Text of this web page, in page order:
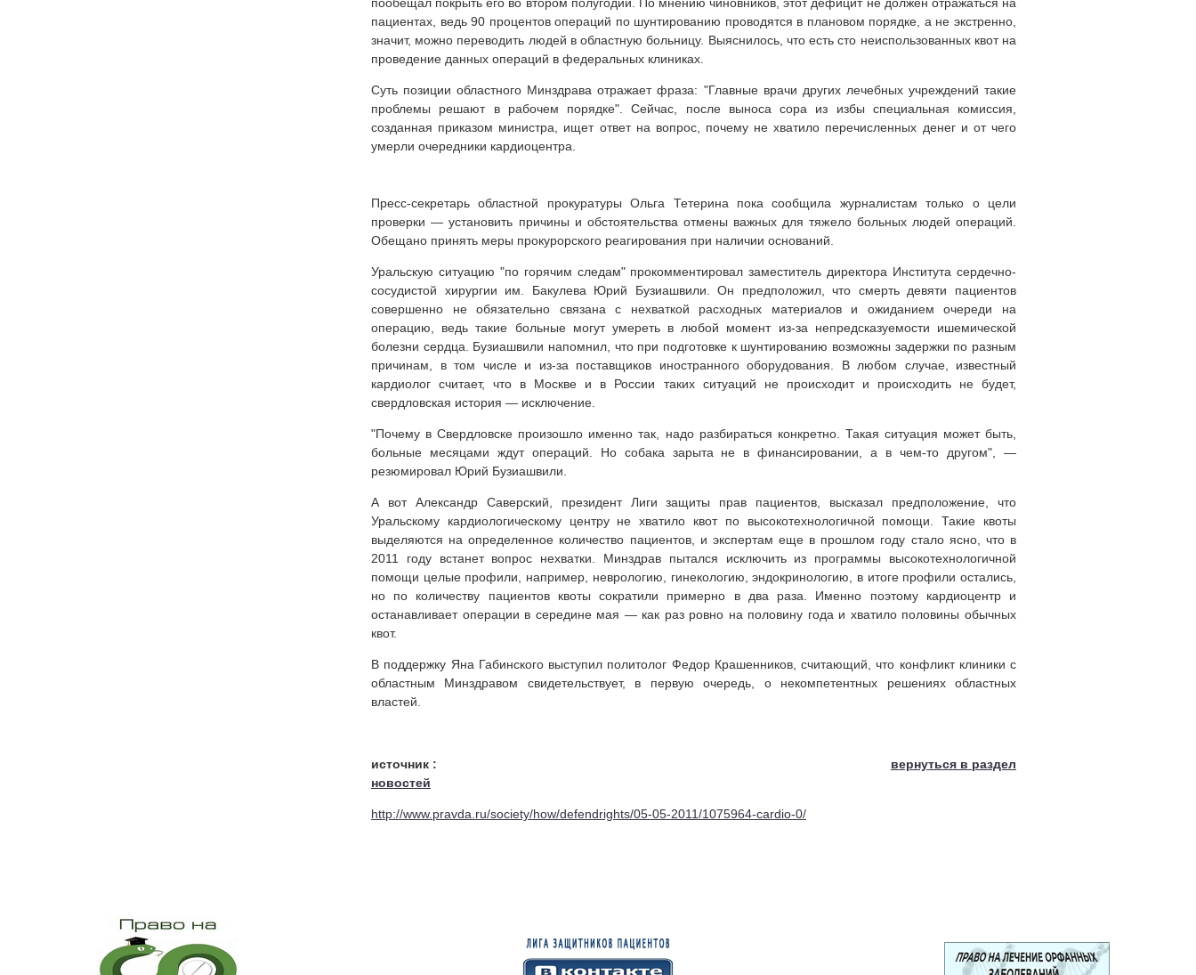
пообещал покрыть его во втором полугодии. По мнению чиновников, этот дефицит не должен отражаться на
пациентах, ведь 90 процентов операций по шунтированию проводятся в плановом порядке, а не экстренно,
значит, можно переводить людей в областную больницу. Выяснилось, что есть сто неиспользованных квот на
проведение данных операций в федеральных клиниках.
Суть позиции областного Минздрава отражает фраза: "Главные врачи других лечебных учреждений такие
проблемы решают в рабочем порядке". Сейчас, после выноса сора из избы специальная комиссия,
созданная приказом министра, ищет ответ на вопрос, почему не хватило перечисленных денег и от чего
умерли очередники кардиоцентра.
Пресс-секретарь областной прокуратуры Ольга Тетерина пока сообщила журналистам только о цели
проверки — установить причины и обстоятельства отмены важных для тяжело больных людей операций.
Обещано принять меры прокурорского реагирования при наличии оснований.
Уральскую ситуацию "по горячим следам" прокомментировал заместитель директора Института сердечно-
сосудистой хирургии им. Бакулева Юрий Бузиашвили. Он предположил, что смерть девяти пациентов
совершенно не обязательно связана с нехваткой расходных материалов и ожиданием очереди на
операцию, ведь такие больные могут умереть в любой момент из-за непредсказуемости ишемической
болезни сердца. Бузиашвили напомнил, что при подготовке к шунтированию возможны задержки по разным
причинам, в том числе и из-за поставщиков иностранного оборудования. В любом случае, известный
кардиолог считает, что в Москве и в России таких ситуаций не происходит и происходить не будет,
свердловская история — исключение.
"Почему в Свердловске произошло именно так, надо разбираться конкретно. Такая ситуация может быть,
больные месяцами ждут операций. Но собака зарыта не в финансировании, а в чем-то другом", —
резюмировал Юрий Бузиашвили.
А вот Александр Саверский, президент Лиги защиты прав пациентов, высказал предположение, что
Уральскому кардиологическому центру не хватило квот по высокотехнологичной помощи. Такие квоты
выделяются на определенное количество пациентов, и экспертам еще в прошлом году стало ясно, что в
2011 году встанет вопрос нехватки. Минздрав пытался исключить из программы высокотехнологичной
помощи целые профили, например, неврологию, гинекологию, эндокринологию, в итоге профили остались,
но по количеству пациентов квоты сократили примерно в два раза. Именно поэтому кардиоцентр и
останавливает операции в середине мая — как раз ровно на половину года и хватило половины обычных
квот.
В поддержку Яна Габинского выступил политолог Федор Крашенников, считающий, что конфликт клиники с
областным Минздравом свидетельствует, в первую очередь, о некомпетентных решениях областных
властей.
источник : вернуться в раздел
новостей
http://www.pravda.ru/society/how/defendrights/05-05-2011/1075964-cardio-0/